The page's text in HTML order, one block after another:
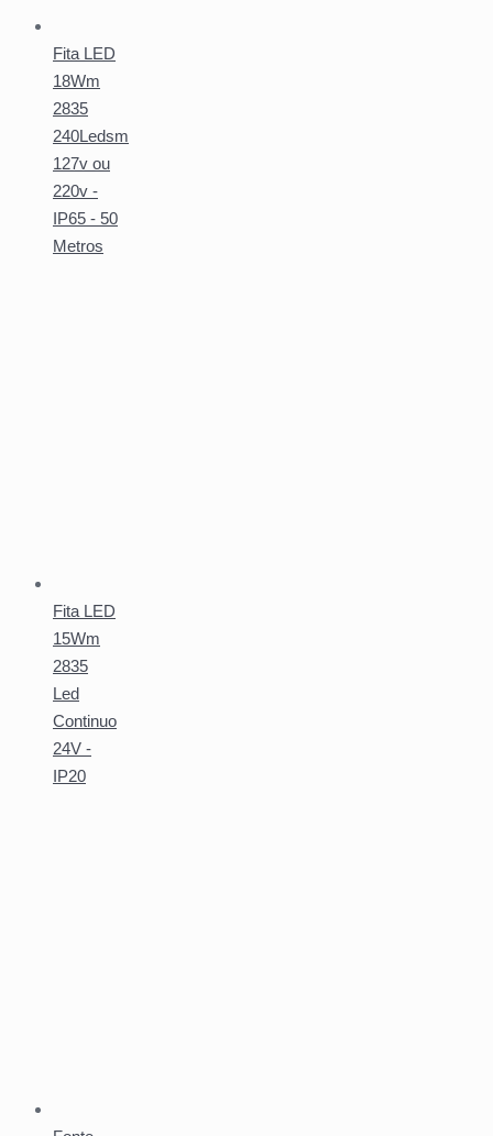
Fita LED
18Wm
2835
240Ledsm
127v ou
220v -
IP65 - 50
Metros
Fita LED
15Wm
2835
Led
Continuo
24V -
IP20